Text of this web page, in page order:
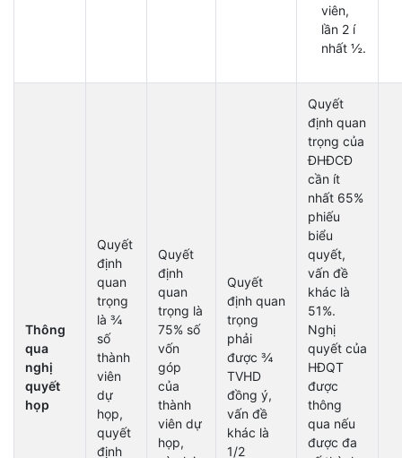
viên,
lần 2 í
nhất ½.
Thông
qua
nghị
quyết
họp
Quyết
định
quan
trọng
là ¾
số
thành
viên
dự
họp,
quyết
định
Quyết
định
quan
trọng là
75% số
vốn
góp
của
thành
viên dự
họp,
Quyết
định quan
trọng
phải
được ¾
TVHD
đồng ý,
vấn đề
khác là
1/2
Quyết
định quan
trọng của
ĐHĐCĐ
cần ít
nhất 65%
phiếu
biểu
quyết,
vấn đề
khác là
51%.
Nghị
quyết của
HĐQT
được
thông
qua nếu
được đa